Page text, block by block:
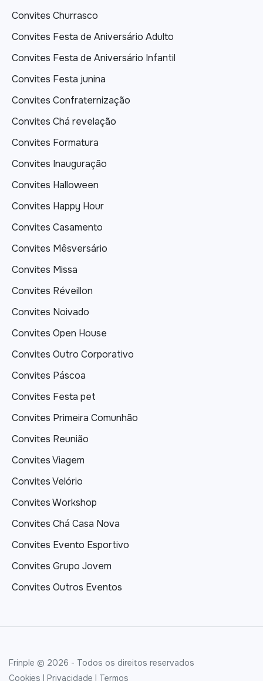
Convites Churrasco
Convites Festa de Aniversário Adulto
Convites Festa de Aniversário Infantil
Convites Festa junina
Convites Confraternização
Convites Chá revelação
Convites Formatura
Convites Inauguração
Convites Halloween
Convites Happy Hour
Convites Casamento
Convites Mêsversário
Convites Missa
Convites Réveillon
Convites Noivado
Convites Open House
Convites Outro Corporativo
Convites Páscoa
Convites Festa pet
Convites Primeira Comunhão
Convites Reunião
Convites Viagem
Convites Velório
Convites Workshop
Convites Chá Casa Nova
Convites Evento Esportivo
Convites Grupo Jovem
Convites Outros Eventos
Frinple © 2026 - Todos os direitos reservados
Cookies | Privacidade | Termos